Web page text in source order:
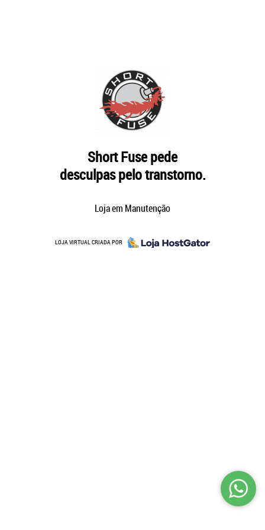
Short Fuse pede
desculpas pelo transtorno.
Loja em Manutenção
LOJA VIRTUAL CRIADA POR